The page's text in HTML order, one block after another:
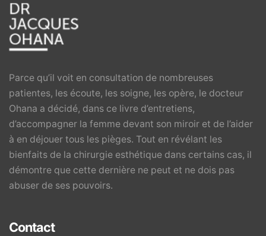
Parce qu’il voit en consultation de nombreuses
patientes, les écoute, les soigne, les opère, le docteur
Ohana a décidé, dans ce livre d’entretiens,
d’accompagner la femme devant son miroir et de l’aider
à en déjouer tous les pièges. Tout en révélant les
bienfaits de la chirurgie esthétique dans certains cas, il
démontre que cette dernière ne peut et ne dois pas
abuser de ses pouvoirs.
Contact